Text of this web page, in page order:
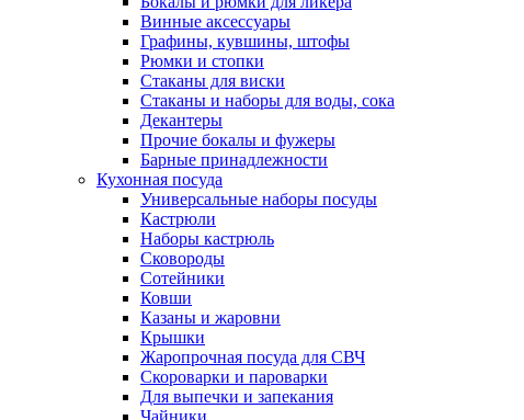
Винные аксессуары
Графины, кувшины, штофы
Рюмки и стопки
Стаканы для виски
Стаканы и наборы для воды, сока
Декантеры
Прочие бокалы и фужеры
Барные принадлежности
Кухонная посуда
Универсальные наборы посуды
Кастрюли
Наборы кастрюль
Сковороды
Сотейники
Ковши
Казаны и жаровни
Крышки
Жаропрочная посуда для СВЧ
Скороварки и пароварки
Для выпечки и запекания
Чайники